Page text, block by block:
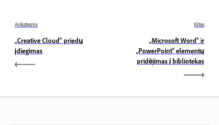
Ankstesnis
„Creative Cloud“ priedų
įdiegimas
Kitas
„Microsoft Word“ ir
„PowerPoint“ elementų
pridėjimas į bibliotekas